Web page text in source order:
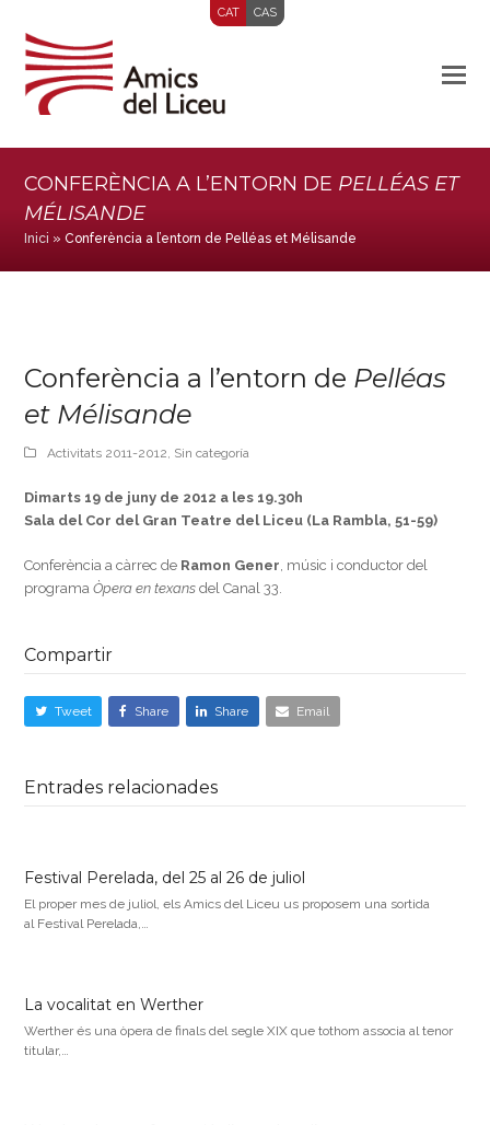
CAT CAS
CONFERÈNCIA A L’ENTORN DE PELLÉAS ET
MÉLISANDE
Inici »Conferència a l’entorn de Pelléas et Mélisande
Conferència a l’entorn de Pelléas
et Mélisande
Activitats 2011-2012, Sin categoría
Dimarts 19 de juny de 2012 a les 19.30h
Sala del Cor del Gran Teatre del Liceu (La Rambla, 51-59)
Conferència a càrrec de Ramon Gener, músic i conductor del
programa Òpera en texans del Canal 33.
Compartir
Tweet Share Share Email
Entrades relacionades
Festival Perelada, del 25 al 26 de juliol
El proper mes de juliol, els Amics del Liceu us proposem una sortida
al Festival Perelada,…
La vocalitat en Werther
Werther és una òpera de finals del segle XIX que tothom associa al tenor
titular,…